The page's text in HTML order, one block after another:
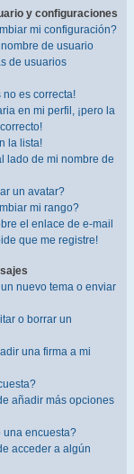
y configuraciones
mi configuración?
de usuario
de usuarios
no es correcta!
en mi perfil, ¡pero la
la lista!
lado de mi nombre de
un avatar?
mi rango?
el enlace de e-mail
que me registre!
nuevo tema o enviar
o borrar un
una firma a mi
añadir más opciones
una encuesta?
acceder a algún